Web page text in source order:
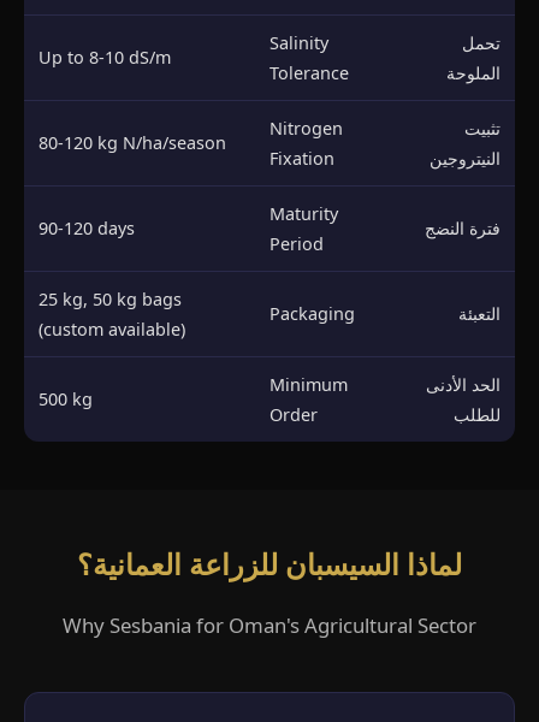
تحمل
الملوحة
Salinity
Tolerance
Up to 8-10 dS/m
تثبيت
النيتروجين
Nitrogen
Fixation
80-120 kg N/ha/season
فترة النضج
Maturity
Period
90-120 days
التعبئة Packaging
25 kg, 50 kg bags
(custom available)
الحد الأدنى
للطلب
Minimum
Order
500 kg
لماذا السيسبان للزراعة العمانية؟
Why Sesbania for Oman's Agricultural Sector